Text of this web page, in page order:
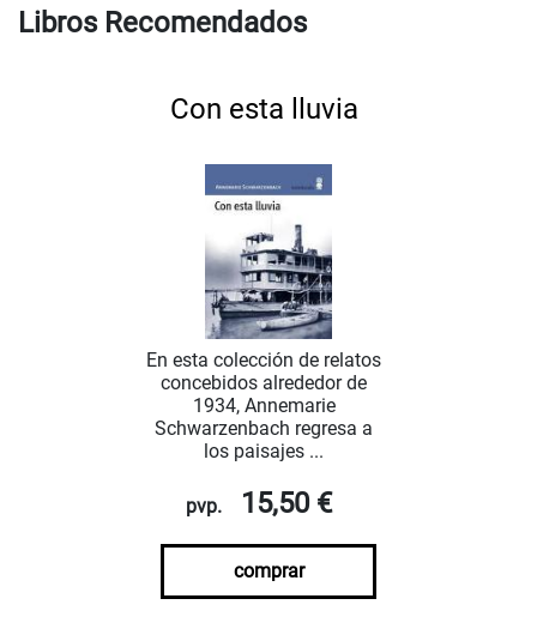
Libros Recomendados
Con esta lluvia
En esta colección de relatos
concebidos alrededor de
1934, Annemarie
Schwarzenbach regresa a
los paisajes ...
pvp. 15,50 €
comprar